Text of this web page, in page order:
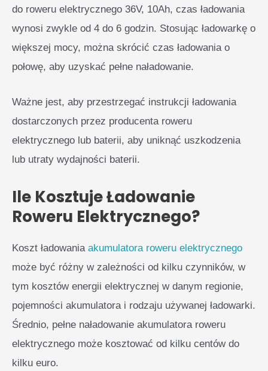
do roweru elektrycznego 36V, 10Ah, czas ładowania
wynosi zwykle od 4 do 6 godzin. Stosując ładowarkę o
większej mocy, można skrócić czas ładowania o
połowę, aby uzyskać pełne naładowanie.
Ważne jest, aby przestrzegać instrukcji ładowania
dostarczonych przez producenta roweru
elektrycznego lub baterii, aby uniknąć uszkodzenia
lub utraty wydajności baterii.
Ile Kosztuje Ładowanie
Roweru Elektrycznego?
Koszt ładowania akumulatora roweru elektrycznego
może być różny w zależności od kilku czynników, w
tym kosztów energii elektrycznej w danym regionie,
pojemności akumulatora i rodzaju używanej ładowarki.
Średnio, pełne naładowanie akumulatora roweru
elektrycznego może kosztować od kilku centów do
kilku euro.